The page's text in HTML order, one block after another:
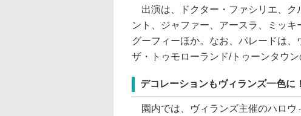
出演は、ドクター・ファシリエ、ク
ント、ジャファー、アースラ、ミッキ
グーフィーほか。なお、パレードは
ザ・トゥモローランド/トゥーンタウン
デコレーションもヴィランズ一色
園内では、ヴィランズ主催のハロウ